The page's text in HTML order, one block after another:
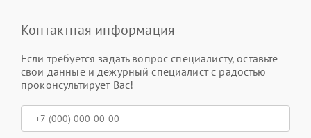
Контактная информация
Если требуется задать вопрос специалисту, оставьте
свои данные и дежурный специалист с радостью
проконсультирует Вас!